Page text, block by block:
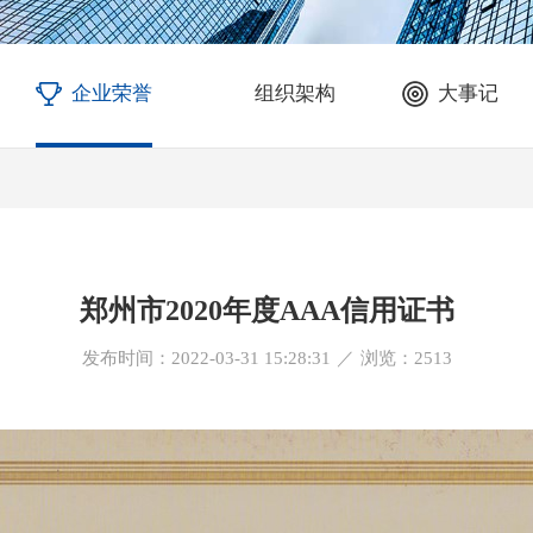
企业荣誉 组织架构 大事记
郑州市2020年度AAA信用证书
发布时间：2022-03-31 15:28:31 ／ 浏览： 2513